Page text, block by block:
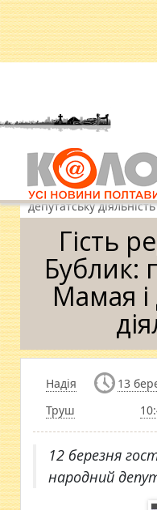
Головна » Новини
редакції Юрій Бублик:
депутатську діяльність
Гість
Бублик:
Мамая і
Надія
Труш
13
12 березня
народний